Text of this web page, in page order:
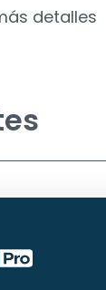
detalles